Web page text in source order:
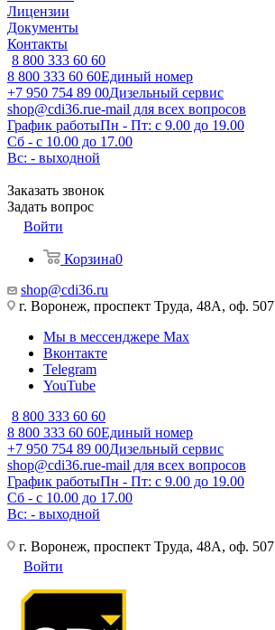
Лицензии
Документы
Контакты
8 800 333 60 60
8 800 333 60 60Единый номер
+7 950 754 89 00Дизельный сервис
shop@cdi36.rue-mail для всех вопросов
График работыПн - Пт: с 9.00 до 19.00
Сб - с 10.00 до 17.00
Вс: - выходной
Заказать звонок
Задать вопрос
Войти
Корзина0
shop@cdi36.ru
г. Воронеж, проспект Труда, 48А, оф. 507
Мы в мессенджере Max
Вконтакте
Telegram
YouTube
8 800 333 60 60
8 800 333 60 60Единый номер
+7 950 754 89 00Дизельный сервис
shop@cdi36.rue-mail для всех вопросов
График работыПн - Пт: с 9.00 до 19.00
Сб - с 10.00 до 17.00
Вс: - выходной
г. Воронеж, проспект Труда, 48А, оф. 507
Войти